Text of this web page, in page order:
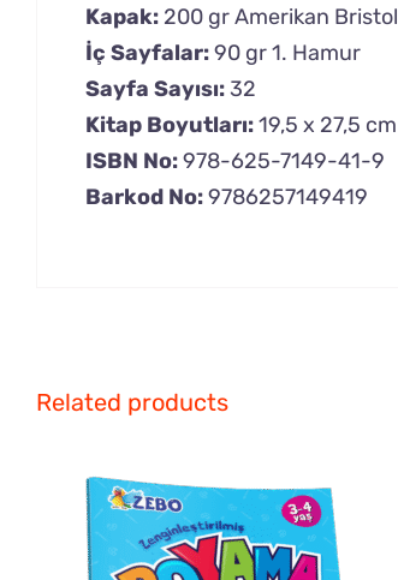
Kapak: 200 gr Amerikan Bristol
İç Sayfalar:90 gr 1. Hamur
Sayfa Sayısı:32
Kitap Boyutları:19,5 x 27,5 cm
ISBN No:978-625-7149-41-9
Barkod No:9786257149419
Related products